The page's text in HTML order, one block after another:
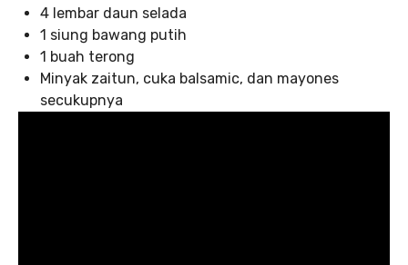
4 lembar daun selada
1 siung bawang putih
1 buah terong
Minyak zaitun, cuka balsamic, dan mayones
secukupnya